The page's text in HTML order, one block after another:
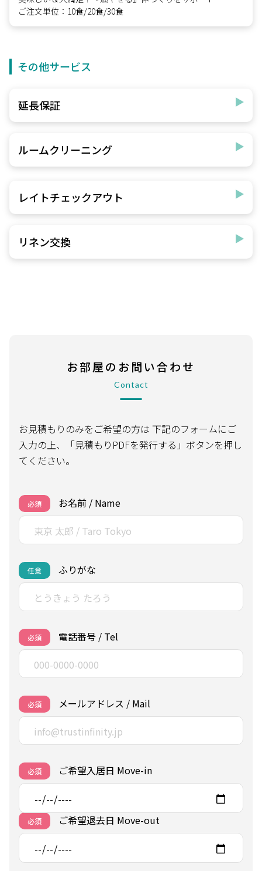
ご注文単位：10食/20食/30食
その他サービス
延長保証
ルームクリーニング
レイトチェックアウト
リネン交換
お部屋のお問い合わせ
Contact
お見積もりのみをご希望の方は 下記のフォームにご
入力の上、「見積もりPDFを発行する」ボタンを押し
てください。
必須 お名前 / Name
任意 ふりがな
必須 電話番号 / Tel
必須 メールアドレス / Mail
必須 ご希望入居日 Move-in
必須 ご希望退去日 Move-out